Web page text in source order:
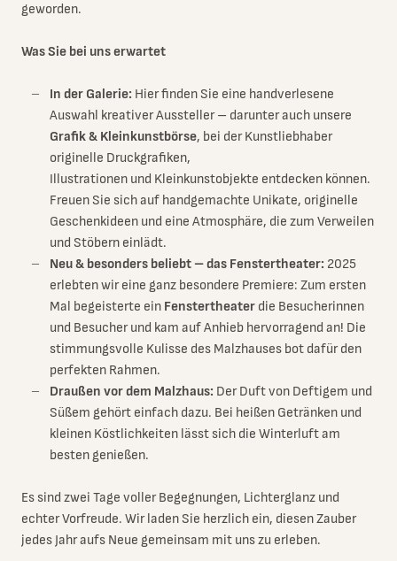
geworden.
Was Sie bei uns erwartet
In der Galerie: Hier finden Sie eine handverlesene
Auswahl kreativer Aussteller – darunter auch unsere
Grafik & Kleinkunstbörse, bei der Kunstliebhaber
originelle Druckgrafiken,
Illustrationen und Kleinkunstobjekte entdecken können.
Freuen Sie sich auf handgemachte Unikate, originelle
Geschenkideen und eine Atmosphäre, die zum Verweilen
und Stöbern einlädt.
Neu & besonders beliebt – das Fenstertheater: 2025
erlebten wir eine ganz besondere Premiere: Zum ersten
Mal begeisterte ein Fenstertheater die Besucherinnen
und Besucher und kam auf Anhieb hervorragend an! Die
stimmungsvolle Kulisse des Malzhauses bot dafür den
perfekten Rahmen.
Draußen vor dem Malzhaus: Der Duft von Deftigem und
Süßem gehört einfach dazu. Bei heißen Getränken und
kleinen Köstlichkeiten lässt sich die Winterluft am
besten genießen.
Es sind zwei Tage voller Begegnungen, Lichterglanz und
echter Vorfreude. Wir laden Sie herzlich ein, diesen Zauber
jedes Jahr aufs Neue gemeinsam mit uns zu erleben.